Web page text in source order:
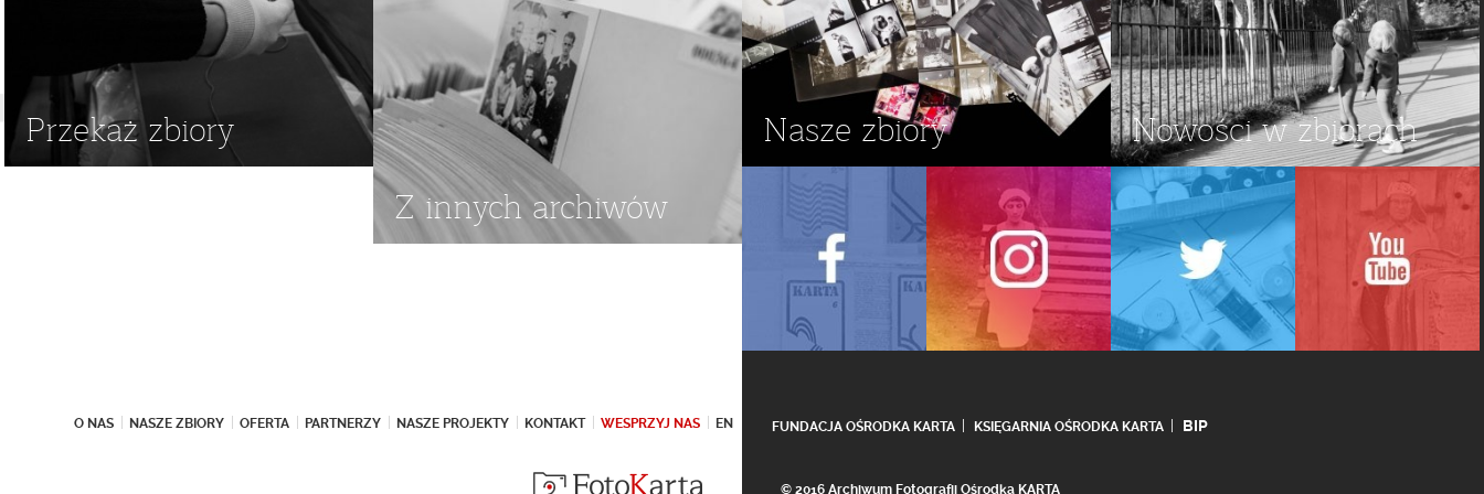
Przekaż zbiory
Z innych archiwów
Nasze zbiory Nowości w zbiorach
O NAS NASZE ZBIORY OFERTA PARTNERZY NASZE PROJEKTY KONTAKT WESPRZYJ NAS EN FUNDACJA OŚRODKA KARTA KSIĘGARNIA OŚRODKA KARTA BIP
© 2016 Archiwum Fotografii Ośrodka KARTA